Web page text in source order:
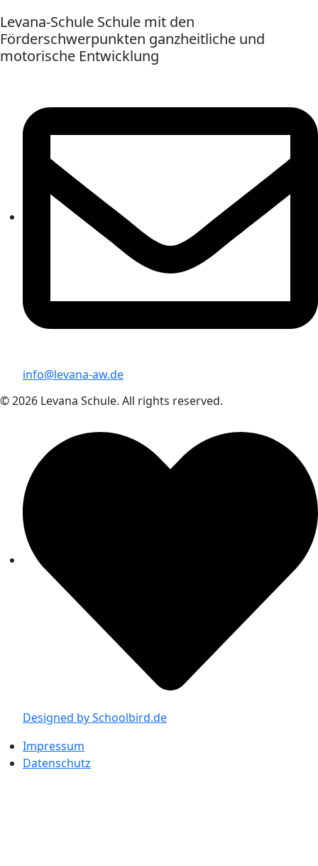
Levana-Schule Schule mit den
Förderschwerpunkten ganzheitliche und
motorische Entwicklung
info@levana-aw.de
© 2026 Levana Schule. All rights reserved.
Designed by Schoolbird.de
Impressum
Datenschutz